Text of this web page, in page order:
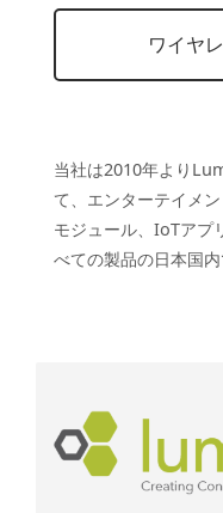
ワイヤ
当社は2010年より
て、エンターテイメ
モジュール、IoTアプ
べての製品の日本国